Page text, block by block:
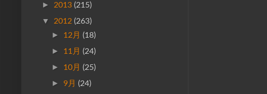
► 2013 (215)
▼ 2012 (263)
► 12月 (18)
► 11月 (24)
► 10月 (25)
► 9月 (24)